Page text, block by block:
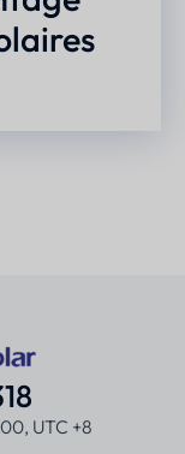
UTC +8